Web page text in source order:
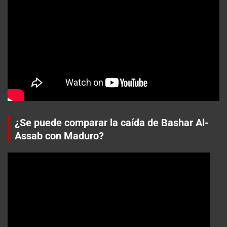
¿Se puede comparar la caída de Bashar Al-
Assab con Maduro?